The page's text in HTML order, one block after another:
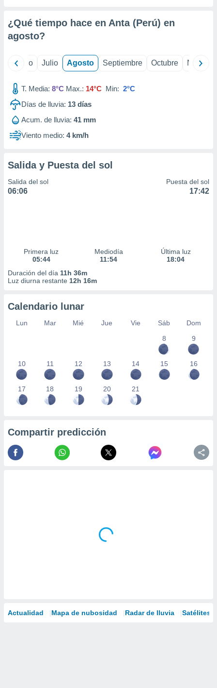
e
de
¿Qué tiempo hace en Anta (Perú) en
agosto?
Junio Julio Agosto Septiembre Octubre
T. Media: 8°C Max.: 14°C Min: 2°C
Días de lluvia: 13 días
Acum. de lluvia: 41 mm
Viento medio: 4 km/h
Salida y Puesta del sol
Salida del sol
06:06
Puesta del sol
17:42
Primera luz
05:44
Mediodía
11:54
Última luz
18:04
Duración del día 11h 36m
Luz diurna restante 12h 16m
Calendario lunar
Lun Mar Mié Jue Vie Sáb
Dom
8
9
10 11 12 13 14 15 16
17 18 19 20 21
Compartir predicción
Actualidad Mapa de nubosidad Radar de lluvia Satélites